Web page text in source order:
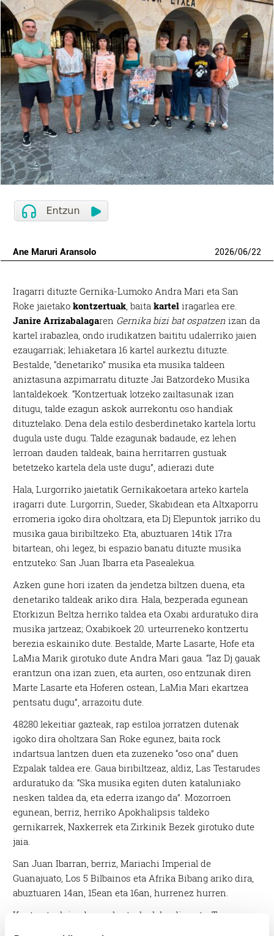
Ane Maruri Aransolo 2026/06/22
Iragarri dituzte Gernika-Lumoko Andra Mari eta San
Roke jaietakokontzertuak , baitakartel iragarlea ere.
Janire Arrizabalagaren Gernika bizi bat ospatzenizan da
kartel irabazlea, ondo irudikatzen baititu udalerriko jaien
ezaugarriak; lehiaketara 16 kartel aurkeztu dituzte.
Bestalde, “denetariko” musika eta musika taldeen
aniztasuna azpimarratu dituzte Jai Batzordeko Musika
lantaldekoek. “Kontzertuak lotzeko zailtasunak izan
ditugu, talde ezagun askok aurrekontu oso handiak
dituztelako. Dena dela estilo desberdinetako kartela lortu
dugula uste dugu. Talde ezagunak badaude, ez lehen
lerroan dauden taldeak, baina herritarren gustuak
betetzeko kartela dela uste dugu”, adierazi dute
Hala, Lurgorriko jaietatik Gernikakoetara arteko kartela
iragarri dute. Lurgorrin, Sueder, Skabidean eta Altxaporru
erromeria igoko dira oholtzara, eta Dj Elepuntok jarriko du
musika gaua biribiltzeko. Eta, abuztuaren 14tik 17ra
bitartean, ohi legez, bi espazio banatu dituzte musika
entzuteko: San Juan Ibarra eta Pasealekua.
Azken gune hori izaten da jendetza biltzen duena, eta
denetariko taldeak ariko dira. Hala, bezperada egunean
Etorkizun Beltza herriko taldea eta Oxabi arduratuko dira
musika jartzeaz; Oxabikoek 20. urteurreneko kontzertu
berezia eskainiko dute. Bestalde, Marte Lasarte, Hofe eta
LaMia Marik girotuko dute Andra Mari gaua. “Iaz Dj gauak
erantzun ona izan zuen, eta aurten, oso entzunak diren
Marte Lasarte eta Hoferen ostean, LaMia Mari ekartzea
pentsatu dugu”, arrazoitu dute.
48280 lekeitiar gazteak, rap estiloa jorratzen dutenak
igoko dira oholtzara San Roke egunez, baita rock
indartsua lantzen duen eta zuzeneko “oso ona” duen
Ezpalak taldea ere. Gaua biribiltzeaz, aldiz, Las Testarudes
arduratuko da: “Ska musika egiten duten kataluniako
nesken taldea da, eta ederra izango da”. Mozorroen
egunean, berriz, herriko Apokhalipsis taldeko
gernikarrek, Naxkerrek eta Zirkinik Bezek girotuko dute
jaia.
San Juan Ibarran, berriz, Mariachi Imperial de
Guanajuato, Los 5 Bilbainos eta Afrika Bibang ariko dira,
abuztuaren 14an, 15ean eta 16an, hurrenez hurren.
Kontzertuak jendea erakartzeko leku dira, eta, Txosna